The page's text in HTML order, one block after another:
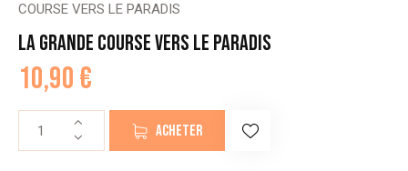
COURSE VERS LE PARADIS
LA GRANDE COURSE VERS LE PARADIS
10,90€
ACHETER